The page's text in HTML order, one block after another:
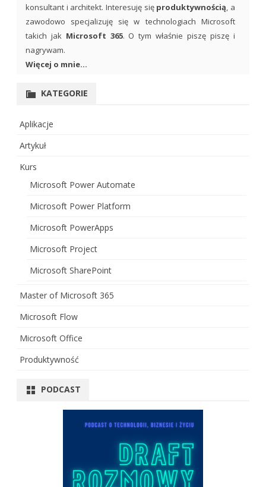
konsultant i architekt. Interesuję się produktywnością, a
zawodowo specjalizuję się w technologiach Microsoft
takich jak Microsoft 365. O tym właśnie piszę piszę i
nagrywam.
Więcej o mnie...
KATEGORIE
Aplikacje
Artykuł
Kurs
Microsoft Power Automate
Microsoft Power Platform
Microsoft PowerApps
Microsoft Project
Microsoft SharePoint
Master of Microsoft 365
Microsoft Flow
Microsoft Office
Produktywność
PODCAST